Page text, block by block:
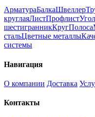
АрматураБалкаШвеллер
круглаяЛистПрофлист
шестигранникКругПолоса
стальЦветные металлы
системы
Навигация
О компании Доставка
Контакты